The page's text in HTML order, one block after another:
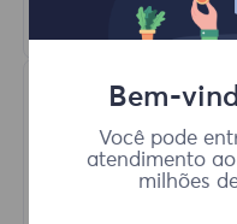
Bem-
Você pode
atendimento
milhões